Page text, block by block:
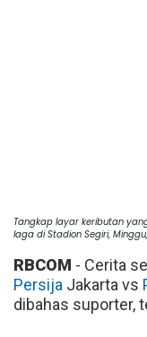
Tangkap layar keributan
laga di Stadion Segiri, Minggu,
RBCOM - Cerita
Persija Jakarta vs
dibahas suporter,